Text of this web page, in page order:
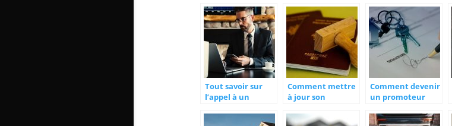
Tout savoir sur
l’appel à un
Comment mettre
à jour son
Comment devenir
un promoteur